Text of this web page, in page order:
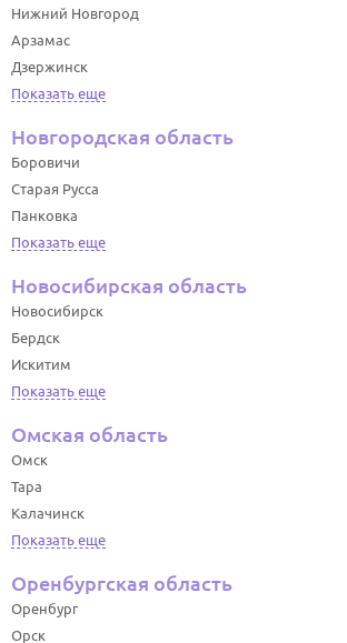
Нижний Новгород
Арзамас
Дзержинск
Показать еще
Новгородская область
Боровичи
Старая Русса
Панковка
Показать еще
Новосибирская область
Новосибирск
Бердск
Искитим
Показать еще
Омская область
Омск
Тара
Калачинск
Показать еще
Оренбургская область
Оренбург
Орск